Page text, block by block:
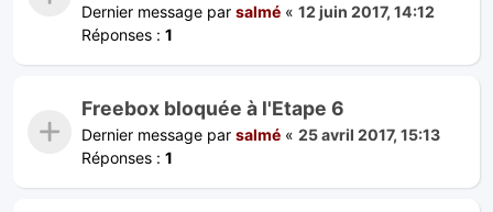
Dernier message par salmé « 12 juin 2017, 14:12
Réponses : 1
Freebox bloquée à l'Etape 6
Dernier message par salmé « 25 avril 2017, 15:13
Réponses : 1